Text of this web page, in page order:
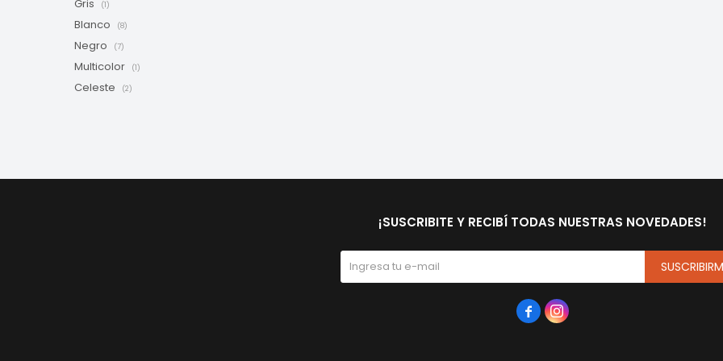
Gris (1)
Blanco (8)
Negro (7)
Multicolor (1)
Celeste (2)
¡SUSCRIBITE Y RECIBÍ TODAS NUESTRAS NOVEDADES!
 